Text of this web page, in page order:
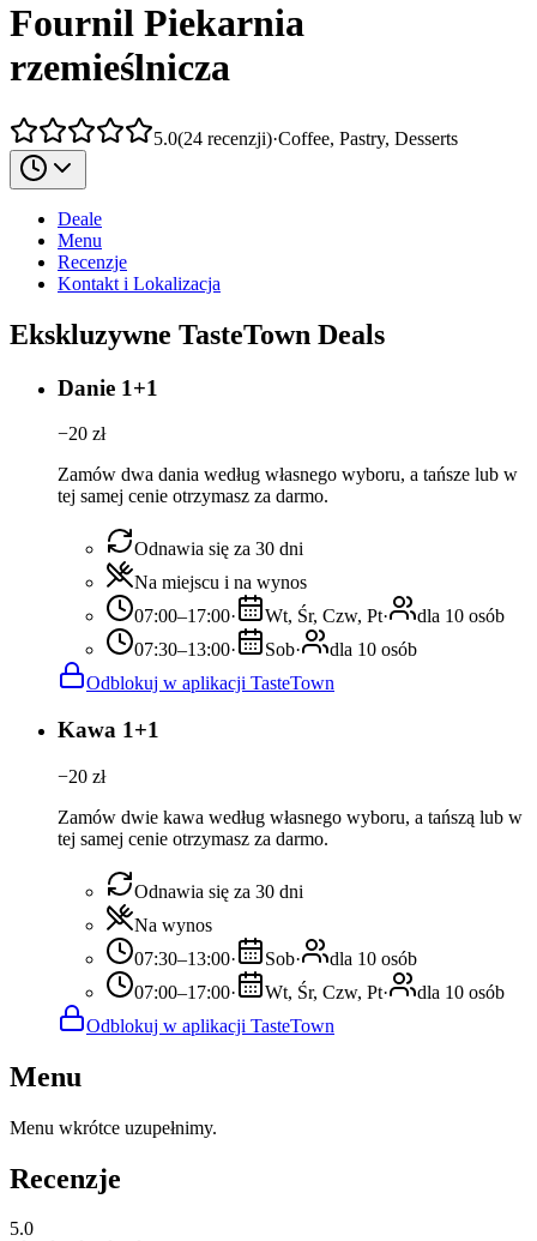
Fournil Piekarnia
rzemieślnicza
5.0(24 recenzji)·Coffee, Pastry, Desserts
Deale
Menu
Recenzje
Kontakt i Lokalizacja
Ekskluzywne TasteTown Deals
Danie 1+1
−20 zł
Zamów dwa dania według własnego wyboru, a tańsze lub w
tej samej cenie otrzymasz za darmo.
Odnawia się za 30 dni
Na miejscu i na wynos
07:00–17:00· Wt, Śr, Czw, Pt·
dla 10 osób
07:30–13:00· Sob·
dla 10 osób
Odblokuj w aplikacji TasteTown
Kawa 1+1
−20 zł
Zamów dwie kawa według własnego wyboru, a tańszą lub w
tej samej cenie otrzymasz za darmo.
Odnawia się za 30 dni
Na wynos
07:30–13:00· Sob·
dla 10 osób
07:00–17:00· Wt, Śr, Czw, Pt·
dla 10 osób
Odblokuj w aplikacji TasteTown
Menu
Menu wkrótce uzupełnimy.
Recenzje
5.0